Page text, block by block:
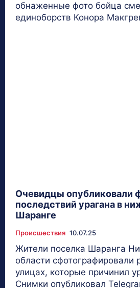
обнаженные фото бойца
единоборств Конора
Очевидцы опубликовали
последствий урагана в
Шаранге
Происшествия 10.07.25
Жители поселка Шаранга
области сфотографировали
улицах, которые причинил
Снимки опубликовал